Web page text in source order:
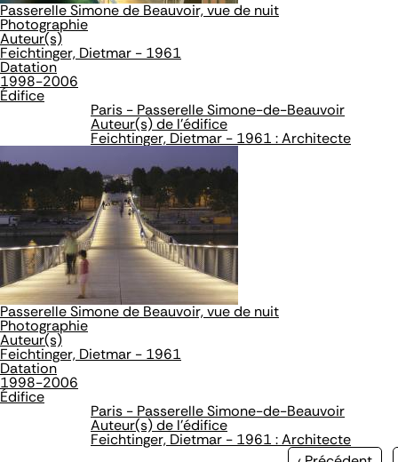
Passerelle Simone de Beauvoir, vue de nuit
Photographie
Auteur(s)
Feichtinger, Dietmar - 1961
Datation
1998-2006
Édifice
Paris - Passerelle Simone-de-Beauvoir
Auteur(s) de l'édifice
Feichtinger, Dietmar - 1961 : Architecte
Passerelle Simone de Beauvoir, vue de nuit
Photographie
Auteur(s)
Feichtinger, Dietmar - 1961
Datation
1998-2006
Édifice
Paris - Passerelle Simone-de-Beauvoir
Auteur(s) de l'édifice
Feichtinger, Dietmar - 1961 : Architecte